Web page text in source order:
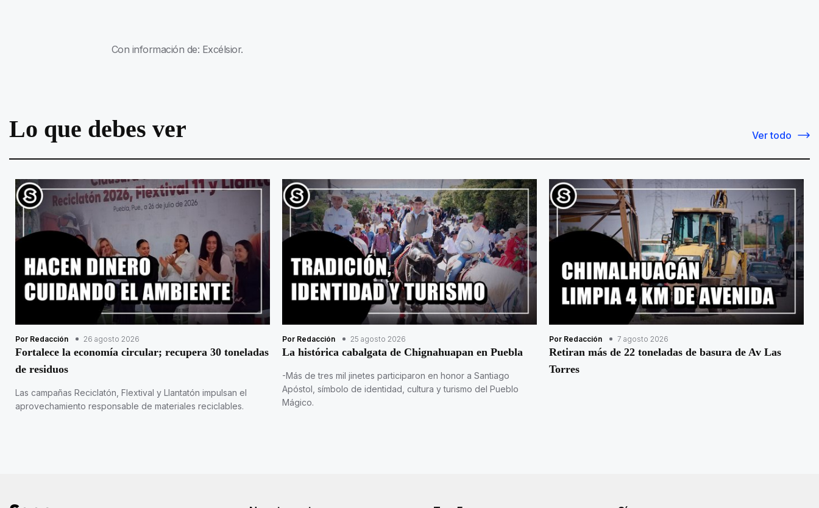
Con información de: Excélsior.
Lo que debes ver Ver todo
Por Redacción 26 agosto 2026
Fortalece la economía circular; recupera 30 toneladas
de residuos
Las campañas Reciclatón, Flextival y Llantatón impulsan el
aprovechamiento responsable de materiales reciclables.
Por Redacción 25 agosto 2026
La histórica cabalgata de Chignahuapan en Puebla
-Más de tres mil jinetes participaron en honor a Santiago
Apóstol, símbolo de identidad, cultura y turismo del Pueblo
Mágico.
Por Redacción 7 agosto 2026
Retiran más de 22 toneladas de basura de Av Las
Torres